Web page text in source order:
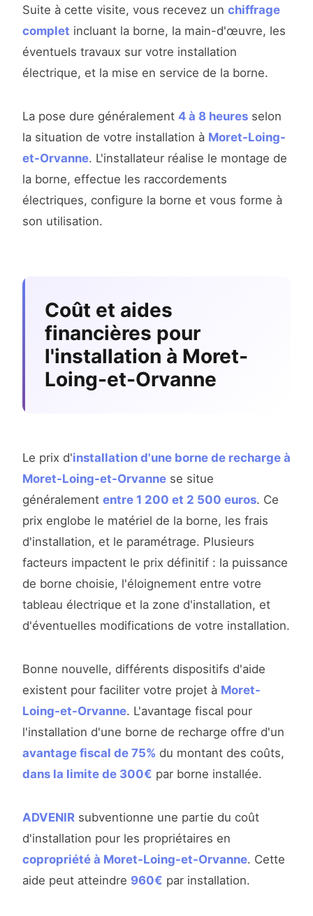
Suite à cette visite, vous recevez un chiffrage
complet incluant la borne, la main-d'œuvre, les
éventuels travaux sur votre installation
électrique, et la mise en service de la borne.
La pose dure généralement 4 à 8 heures selon
la situation de votre installation à Moret-Loing-
et-Orvanne. L'installateur réalise le montage de
la borne, effectue les raccordements
électriques, configure la borne et vous forme à
son utilisation.
Coût et aides
financières pour
l'installation à Moret-
Loing-et-Orvanne
Le prix d'installation d'une borne de recharge à
Moret-Loing-et-Orvanne se situe
généralement entre 1 200 et 2 500 euros. Ce
prix englobe le matériel de la borne, les frais
d'installation, et le paramétrage. Plusieurs
facteurs impactent le prix définitif : la puissance
de borne choisie, l'éloignement entre votre
tableau électrique et la zone d'installation, et
d'éventuelles modifications de votre installation.
Bonne nouvelle, différents dispositifs d'aide
existent pour faciliter votre projet à Moret-
Loing-et-Orvanne. L'avantage fiscal pour
l'installation d'une borne de recharge offre d'un
avantage fiscal de 75% du montant des coûts,
dans la limite de 300€ par borne installée.
ADVENIR subventionne une partie du coût
d'installation pour les propriétaires en
copropriété à Moret-Loing-et-Orvanne. Cette
aide peut atteindre 960€ par installation.